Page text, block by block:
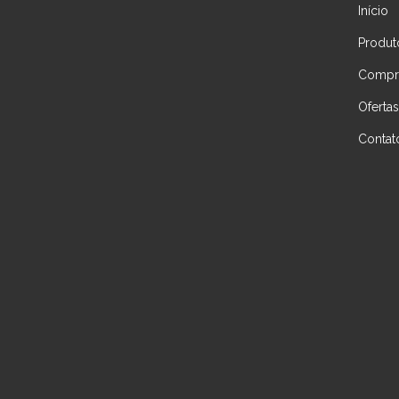
Início
Ofertas